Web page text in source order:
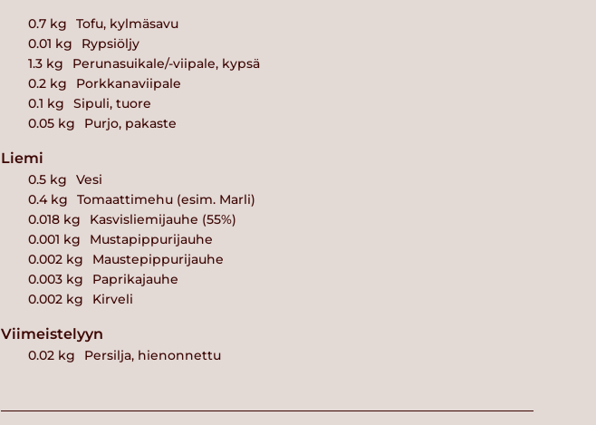
0.7 kg
Tofu, kylmäsavu
0.01 kg
Rypsiöljy
1.3 kg
Perunasuikale/-viipale, kypsä
0.2 kg
Porkkanaviipale
0.1 kg
Sipuli, tuore
0.05 kg Purjo, pakaste
Liemi
0.5 kg
Vesi
0.4kg
Tomaattimehu (esim. Marli)
0.018 kg
Kasvisliemijauhe (55%)
0.001 kg
Mustapippurijauhe
0.002 kg
Maustepippurijauhe
0.003 kg
Paprikajauhe
0.002 kg Kirveli
Viimeistelyyn
0.02 kg Persilja, hienonnettu